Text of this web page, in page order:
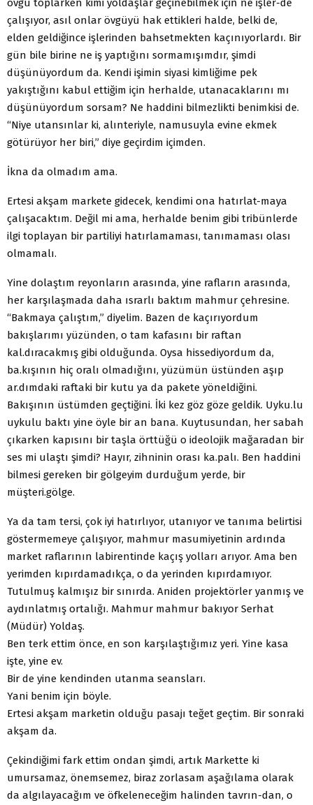
çalışıyor, asıl onlar övgüyü hak ettikleri halde, belki de,
elden geldiğince işlerinden bahsetmekten kaçınıyorlardı. Bir
gün bile birine ne iş yaptığını sormamışımdır, şimdi
düşünüyordum da. Kendi işimin siyasi kimliğime pek
yakıştığını kabul ettiğim için herhalde, utanacaklarını mı
düşünüyordum sorsam? Ne haddini bilmezlikti benimkisi de.
“Niye utansınlar ki, alınteriyle, namusuyla evine ekmek
götürüyor her biri,” diye geçirdim içimden.
İkna da olmadım ama.
Ertesi akşam markete gidecek, kendimi ona hatırlat-maya
çalışacaktım. Değil mi ama, herhalde benim gibi tribünlerde
ilgi toplayan bir partiliyi hatırlamaması, tanımaması olası
olmamalı.
Yine dolaştım reyonların arasında, yine rafların arasında,
her karşılaşmada daha ısrarlı baktım mahmur çehresine.
“Bakmaya çalıştım,” diyelim. Bazen de kaçırıyordum
bakışlarımı yüzünden, o tam kafasını bir raftan
kal.dıracakmış gibi olduğunda. Oysa hissediyordum da,
ba.kışının hiç oralı olmadığını, yüzümün üstünden aşıp
ar.dımdaki raftaki bir kutu ya da pakete yöneldiğini.
Bakışının üstümden geçtiğini. İki kez göz göze geldik. Uyku.lu
uykulu baktı yine öyle bir an bana. Kuytusundan, her sabah
çıkarken kapısını bir taşla örttüğü o ideolojik mağaradan bir
ses mi ulaştı şimdi? Hayır, zihninin orası ka.palı. Ben haddini
bilmesi gereken bir gölgeyim durduğum yerde, bir
müşteri.gölge.
Ya da tam tersi, çok iyi hatırlıyor, utanıyor ve tanıma belirtisi
göstermemeye çalışıyor, mahmur masumiyetinin ardında
market raflarının labirentinde kaçış yolları arıyor. Ama ben
yerimden kıpırdamadıkça, o da yerinden kıpırdamıyor.
Tutulmuş kalmışız bir sınırda. Aniden projektörler yanmış ve
aydınlatmış ortalığı. Mahmur mahmur bakıyor Serhat
(Müdür) Yoldaş.
Ben terk ettim önce, en son karşılaştığımız yeri. Yine kasa
işte, yine ev.
Bir de yine kendinden utanma seansları.
Yani benim için böyle.
Ertesi akşam marketin olduğu pasajı teğet geçtim. Bir sonraki
akşam da.
Çekindiğimi fark ettim ondan şimdi, artık Markette ki
umursamaz, önemsemez, biraz zorlasam aşağılama olarak
da algılayacağım ve öfkeleneceğim halinden tavrın-dan, o